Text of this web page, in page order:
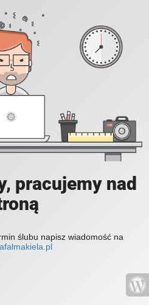
pracujemy nad
ślubu napisz wiadomość na